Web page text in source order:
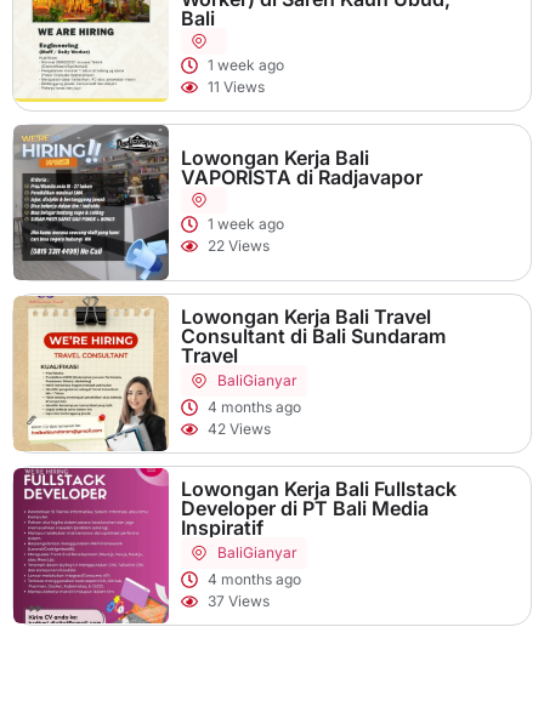
Bali
1 week ago
11 Views
Lowongan Kerja Bali
VAPORISTA di Radjavapor
1 week ago
22 Views
Lowongan Kerja Bali Travel
Consultant di Bali Sundaram
Travel
BaliGianyar
4 months ago
42 Views
Lowongan Kerja Bali Fullstack
Developer di PT Bali Media
Inspiratif
BaliGianyar
4 months ago
37 Views